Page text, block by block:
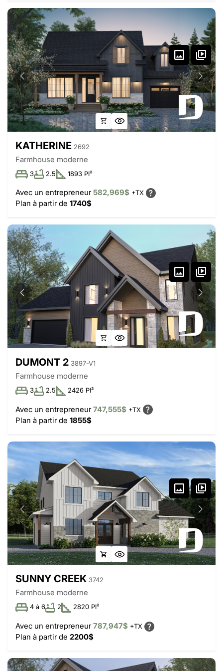
KATHERINE 2692
Farmhouse moderne
3 2.5 1893 PI²
Avec un entrepreneur582,969$ +TX
Plan à partir de 1740$
DUMONT 2 3897-V1
Farmhouse moderne
3 2.5 2426 PI²
Avec un entrepreneur747,555$ +TX
Plan à partir de 1855$
SUNNY CREEK 3742
Farmhouse moderne
4 à 6 2 2820 PI²
Avec un entrepreneur787,947$ +TX
Plan à partir de 2200$